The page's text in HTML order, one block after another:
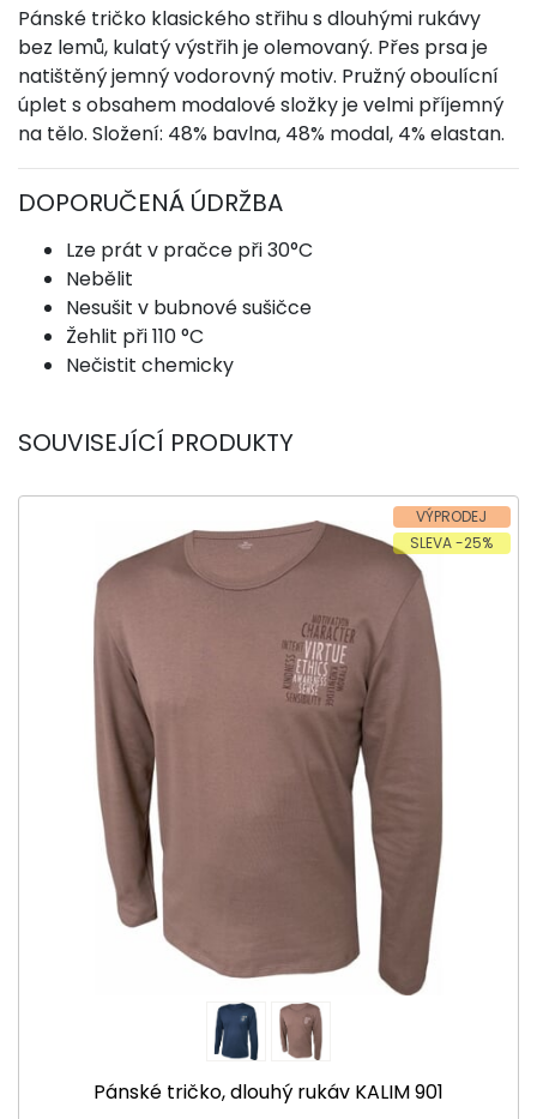
Pánské tričko klasického střihu s dlouhými rukávy
bez lemů, kulatý výstřih je olemovaný. Přes prsa je
natištěný jemný vodorovný motiv. Pružný oboulícní
úplet s obsahem modalové složky je velmi příjemný
na tělo. Složení: 48% bavlna, 48% modal, 4% elastan.
DOPORUČENÁ ÚDRŽBA
Lze prát v pračce při 30°C
Nebělit
Nesušit v bubnové sušičce
Žehlit při 110 °C
Nečistit chemicky
SOUVISEJÍCÍ PRODUKTY
VÝPRODEJ
SLEVA -25%
Pánské tričko, dlouhý rukáv KALIM 901